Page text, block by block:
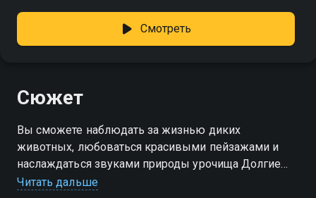
Смотреть
Сюжет
Вы сможете наблюдать за жизнью диких
животных, любоваться красивыми пейзажами и
наслаждаться звуками природы урочища Долгие
горы
Читать дальше